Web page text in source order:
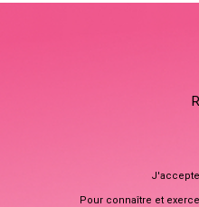
Pour connaître et